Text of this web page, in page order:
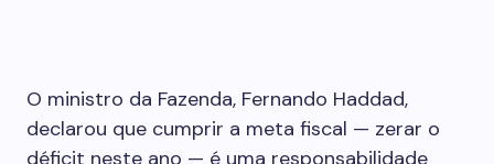
O ministro da Fazenda, Fernando Haddad,
declarou que cumprir a meta fiscal — zerar o
déficit neste ano — é uma responsabilidade